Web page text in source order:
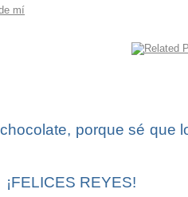
mí
porque sé que
¡FELICES REYES!